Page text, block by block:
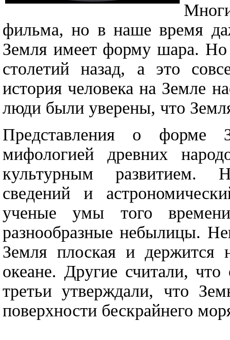
фильма, но в наше время
Земля имеет форму шара. Но
столетий назад, а это
история человека на Земле
люди были уверены, что
Представления о форме
мифологией древних
культурным развитием.
сведений и
ученые умы того
разнообразные небылицы.
Земля плоская и держится
океане. Другие считали,
третьи утверждали, что
поверхности бескрайнего